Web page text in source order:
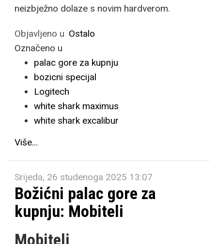
neizbježno dolaze s novim hardverom.
Objavljeno u Ostalo
Označeno u
palac gore za kupnju
bozicni specijal
Logitech
white shark maximus
white shark excalibur
Više...
Srijeda, 26 studenoga 2025 13:07
Božićni palac gore za
kupnju: Mobiteli
Mobiteli